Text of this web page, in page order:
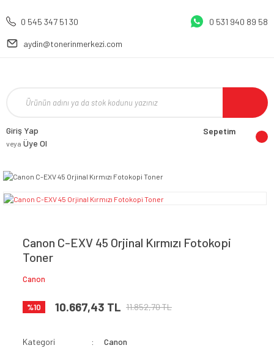
0 545 347 51 30 0 531 940 89 58
aydin@tonerinmerkezi.com
Giriş Yap
veya Üye Ol
Sepetim
Canon C-EXV 45 Orjinal Kırmızı Fotokopi
Toner
Canon
%10 10.667,43 TL 11.852,70 TL
Kategori
Canon